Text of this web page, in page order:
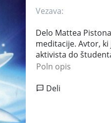
Vezava:
Delo Mattea
meditacije. Avtor,
aktivista do
Poln opis
Deli